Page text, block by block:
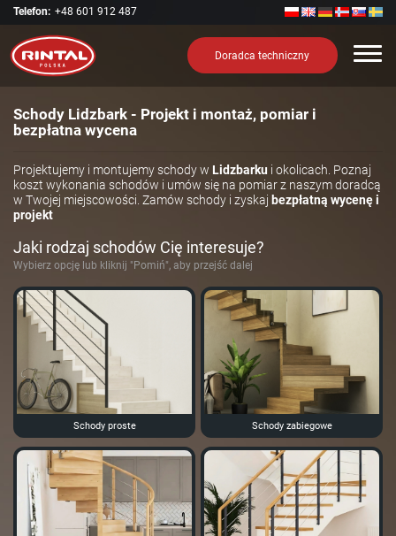
Telefon: +48 601 912 487
Doradca techniczny
Schody Lidzbark - Projekt i montaż, pomiar i
bezpłatna wycena
Projektujemy i montujemy schody w Lidzbarku i okolicach. Poznaj
koszt wykonania schodów i umów się na pomiar z naszym doradcą
w Twojej miejscowości. Zamów schody i zyskaj bezpłatną wycenę i
projekt
Jaki rodzaj schodów Cię interesuje?
Wybierz opcję lub kliknij "Pomiń", aby przejść dalej
Schody proste Schody zabiegowe